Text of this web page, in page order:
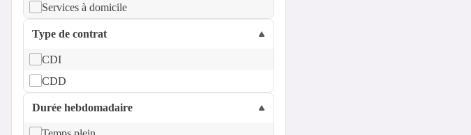
Services à domicile
Type de contrat
CDI
CDD
Durée hebdomadaire